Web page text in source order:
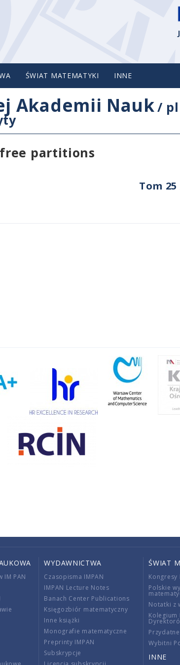
ŚWIAT MATEMATYKI INNE
Akademii Nauk/ pl
partitions
Tom 25
IM PAN
WYDAWNICTWA
Czasopisma IMPAN
IMPAN Lecture Notes
Banach Center Publications
Księgozbiór matematyczny
Inne książki
Monografie matematyczne
Preprinty IMPAN
Subskrypcje
ŚWIAT
Kongresy
Polskie
Notatki z
Kolegium
Wybitni
INNE